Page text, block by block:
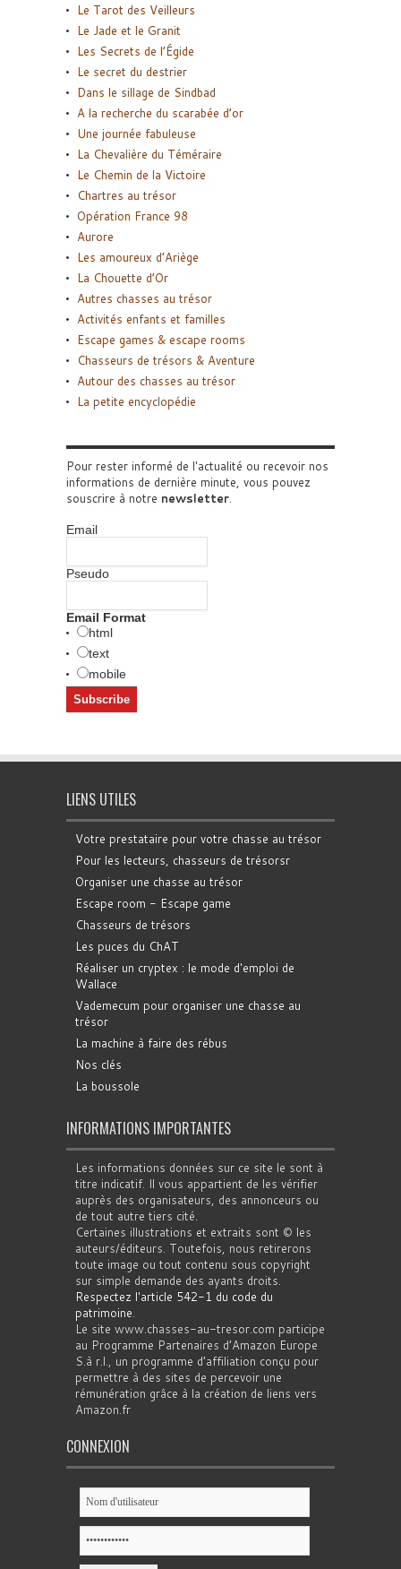
Le Tarot des Veilleurs
Le Jade et le Granit
Les Secrets de l’Égide
Le secret du destrier
Dans le sillage de Sindbad
A la recherche du scarabée d’or
Une journée fabuleuse
La Chevalière du Téméraire
Le Chemin de la Victoire
Chartres au trésor
Opération France 98
Aurore
Les amoureux d’Ariège
La Chouette d’Or
Autres chasses au trésor
Activités enfants et familles
Escape games & escape rooms
Chasseurs de trésors & Aventure
Autour des chasses au trésor
La petite encyclopédie
Pour rester informé de l'actualité ou recevoir nos
informations de dernière minute, vous pouvez
souscrire à notre newsletter.
Email
Pseudo
Email Format
html
text
mobile
LIENS UTILES
Votre prestataire pour votre chasse au trésor
Pour les lecteurs, chasseurs de trésorsr
Organiser une chasse au trésor
Escape room - Escape game
Chasseurs de trésors
Les puces du ChAT
Réaliser un cryptex : le mode d'emploi de
Wallace
Vademecum pour organiser une chasse au
trésor
La machine à faire des rébus
Nos clés
La boussole
INFORMATIONS IMPORTANTES
Les informations données sur ce site le sont à
titre indicatif. Il vous appartient de les vérifier
auprès des organisateurs, des annonceurs ou
de tout autre tiers cité.
Certaines illustrations et extraits sont © les
auteurs/éditeurs. Toutefois, nous retirerons
toute image ou tout contenu sous copyright
sur simple demande des ayants droits.
Respectez l'article 542-1 du code du
patrimoine.
Le site www.chasses-au-tresor.com participe
au Programme Partenaires d’Amazon Europe
S.à r.l., un programme d’affiliation conçu pour
permettre à des sites de percevoir une
rémunération grâce à la création de liens vers
Amazon.fr
CONNEXION